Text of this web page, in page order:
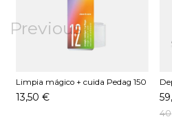
Previous
Limpia mágico + cuida Pedag 150
ML
13,50 €
40